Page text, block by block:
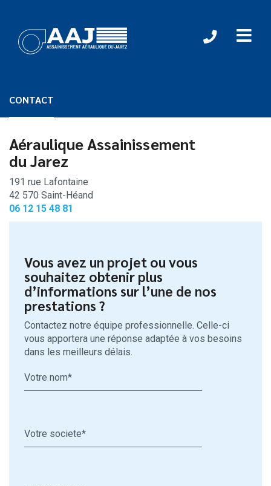
CONTACT
Aéraulique Assainissement
du Jarez
191 rue Lafontaine
42 570 Saint-Héand
06 12 15 48 81
Vous avez un projet ou vous
souhaitez obtenir plus
d’informations sur l’une de nos
prestations ?
Contactez notre équipe professionnelle. Celle-ci
vous apportera une réponse adaptée à vos besoins
dans les meilleurs délais.